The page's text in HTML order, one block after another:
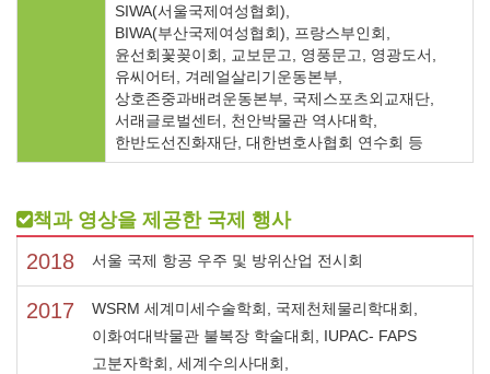
SIWA(서울국제여성협회),
BIWA(부산국제여성협회), 프랑스부인회,
윤선회꽃꽂이회, 교보문고, 영풍문고, 영광도서,
유씨어터, 겨레얼살리기운동본부,
상호존중과배려운동본부, 국제스포츠외교재단,
서래글로벌센터, 천안박물관 역사대학,
한반도선진화재단, 대한변호사협회 연수회 등
책과 영상을 제공한 국제 행사
2018 서울 국제 항공 우주 및 방위산업 전시회
2017
WSRM 세계미세수술학회, 국제천체물리학대회,
이화여대박물관 불복장 학술대회, IUPAC- FAPS
고분자학회, 세계수의사대회,